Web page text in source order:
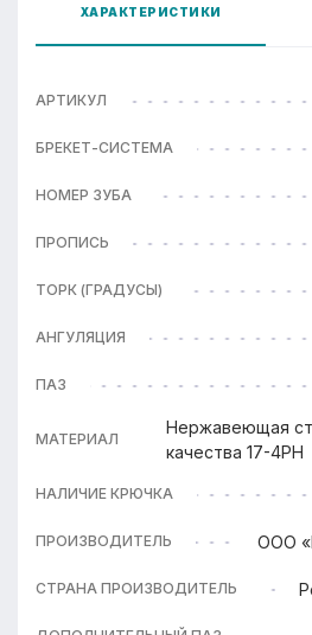
ХАРАКТЕРИСТИКИ
АРТИКУЛ
БРЕКЕТ-СИСТЕМА
НОМЕР ЗУБА
ПРОПИСЬ
ТОРК (ГРАДУСЫ)
АНГУЛЯЦИЯ
ПАЗ
МАТЕРИАЛ
Нержавеющая
качества 17-4PH
НАЛИЧИЕ КРЮЧКА
ПРОИЗВОДИТЕЛЬ ООО
СТРАНА ПРОИЗВОДИТЕЛЬ